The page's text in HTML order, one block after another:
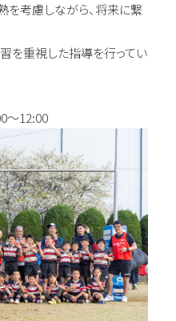
考慮しながら、将来に繋
習を重視した指導を行ってい
～12:00